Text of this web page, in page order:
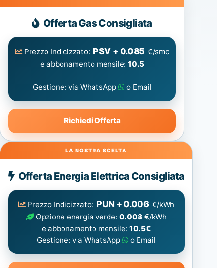
Gas
Offerta Gas Consigliata
Prezzo Indicizzato: PSV + 0.085 €/smc
e abbonamento mensile: 10.5
Gestione: via WhatsApp o Email
Richiedi Offerta
Energia
Elettrica
consigliata
Offerta Energia Elettrica Consigliata
Prezzo Indicizzato: PUN + 0.006 €/kWh
Opzione energia verde:0.008 €/kWh
e abbonamento mensile: 10.5€
Gestione: via WhatsApp
o Email